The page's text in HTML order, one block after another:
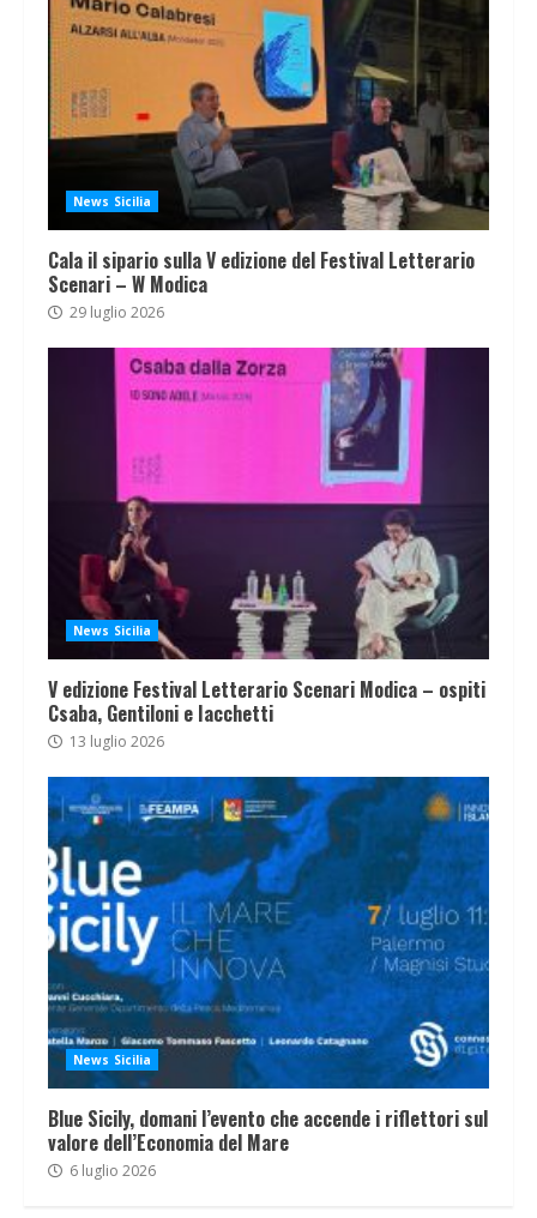
News Sicilia
Cala il sipario sulla V edizione del Festival Letterario
Scenari – W Modica
29 luglio 2026
News Sicilia
V edizione Festival Letterario Scenari Modica – ospiti
Csaba, Gentiloni e Iacchetti
13 luglio 2026
News Sicilia
Blue Sicily, domani l’evento che accende i riflettori sul
valore dell’Economia del Mare
6 luglio 2026